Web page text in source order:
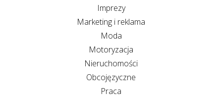
Imprezy
Marketing i reklama
Moda
Motoryzacja
Nieruchomości
Obcojęzyczne
Praca